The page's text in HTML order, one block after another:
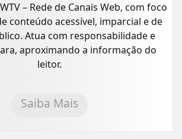
– Rede de Canais Web, com foco
conteúdo acessível, imparcial e de
Atua com responsabilidade e
aproximando a informação do
leitor.
Saiba Mais